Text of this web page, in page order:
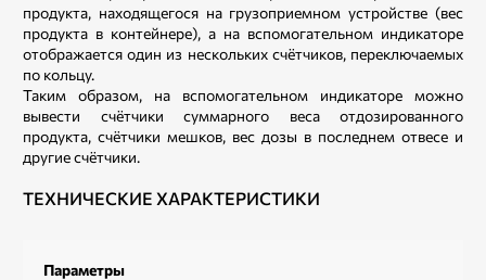
продукта, находящегося на грузоприемном устройстве (вес
продукта в контейнере), а на вспомогательном индикаторе
отображается один из нескольких счётчиков, переключаемых
по кольцу.
Таким образом, на вспомогательном индикаторе можно
вывести счётчики суммарного веса отдозированного
продукта, счётчики мешков, вес дозы в последнем отвесе и
другие счётчики.
ТЕХНИЧЕСКИЕ ХАРАКТЕРИСТИКИ
Параметры